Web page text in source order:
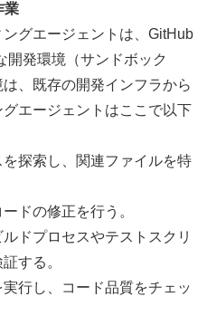
業
グエージェントは、GitHub
開発環境（サンドボック
、既存の開発インフラから
エージェントはここで以下
探索し、関連ファイルを特
ドの修正を行う。
ドプロセスやテストスクリ
する。
行し、コード品質をチェッ